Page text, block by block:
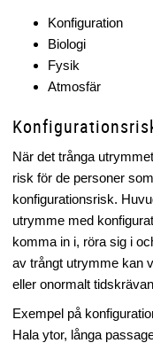
Konfiguration
Biologi
Fysik
Atmosfär
När det trånga
risk för de personer
konfigurationsrisk.
utrymme med
komma in i, röra sig i
av trångt utrymme kan
eller onormalt
Exempel på
Hala ytor, långa